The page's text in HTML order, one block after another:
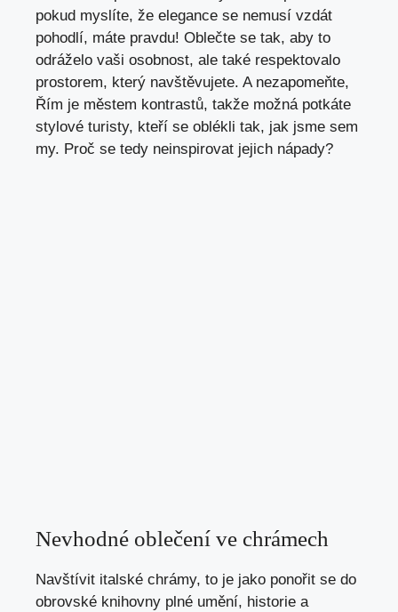
pokud myslíte, že elegance se nemusí vzdát
pohodlí, máte pravdu! Oblečte se tak, aby to
odráželo vaši osobnost, ale také respektovalo
prostorem, který navštěvujete. A nezapomeňte,
Řím je městem kontrastů, takže možná potkáte
stylové turisty, kteří se oblékli tak, jak jsme sem
my. Proč se tedy neinspirovat jejich nápady?
Nevhodné oblečení ve chrámech
Navštívit italské chrámy, to je jako ponořit se do
obrovské knihovny plné umění, historie a